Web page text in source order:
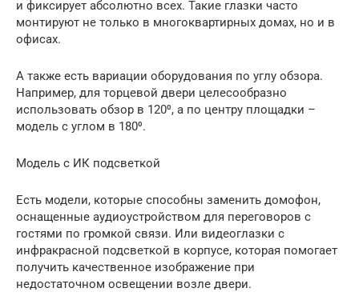
и фиксирует абсолютно всех. Такие глазки часто
монтируют не только в многоквартирных домах, но и в
офисах.
А также есть вариации оборудования по углу обзора.
Например, для торцевой двери целесообразно
использовать обзор в 120⁰, а по центру площадки –
модель с углом в 180⁰.
Модель с ИК подсветкой
Есть модели, которые способны заменить домофон,
оснащенные аудиоустройством для переговоров с
гостями по громкой связи. Или видеоглазки с
инфракрасной подсветкой в корпусе, которая помогает
получить качественное изображение при
недостаточном освещении возле двери.